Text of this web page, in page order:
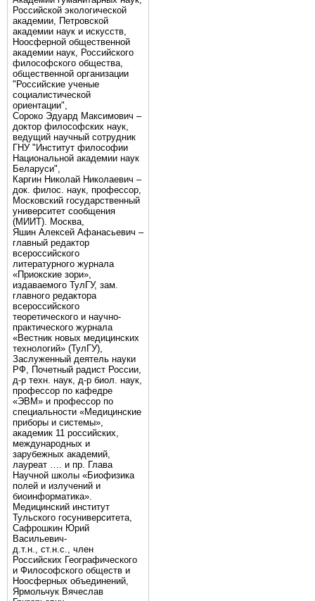
Российской экологической
академии, Петровской
академии наук и искусств,
Ноосферной общественной
академии наук, Российского
философского общества,
общественной организации
"Российские ученые
социалистической
ориентации",
Сороко Эдуард Максимович –
доктор философских наук,
ведущий научный сотрудник
ГНУ "Институт философии
Национальной академии наук
Беларуси",
Каргин Николай Николаевич –
док. филос. наук, профессор,
Московский государственный
университет сообщения
(МИИТ). Москва,
Яшин Алексей Афанасьевич –
главный редактор
всероссийского
литературного журнала
«Приокские зори»,
издаваемого ТулГУ, зам.
главного редактора
всероссийского
теоретического и научно-
практического журнала
«Вестник новых медицинских
технологий» (ТулГУ),
Заслуженный деятель науки
РФ, Почетный радист России,
д-р техн. наук, д-р биол. наук,
профессор по кафедре
«ЭВМ» и профессор по
специальности «Медицинские
приборы и системы»,
академик 11 российских,
международных и
зарубежных академий,
лауреат …. и пр. Глава
Научной школы «Биофизика
полей и излучений и
биоинформатика».
Медицинский институт
Тульского госуниверситета,
Сафрошкин Юрий
Васильевич-
д.т.н., ст.н.с., член
Российских Географического
и Философского обществ и
Ноосферных объединений,
Ярмольчук Вячеслав